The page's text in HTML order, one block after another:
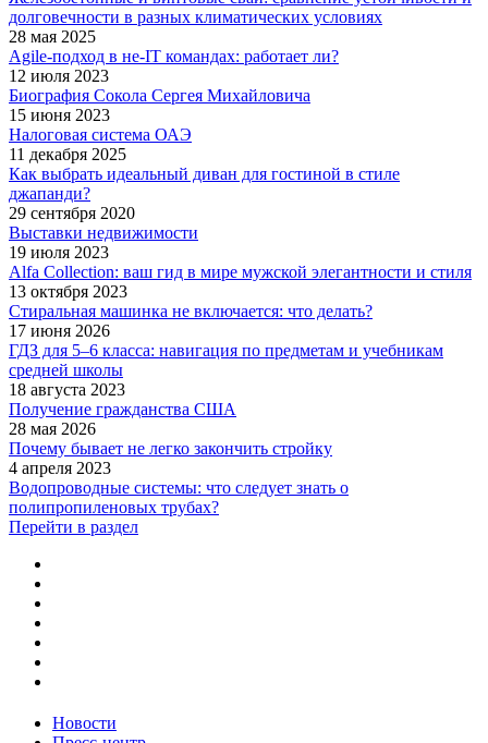
долговечности в разных климатических условиях
28 мая 2025
Agile-подход в не-IT командах: работает ли?
12 июля 2023
Биография Сокола Сергея Михайловича
15 июня 2023
Налоговая система ОАЭ
11 декабря 2025
Как выбрать идеальный диван для гостиной в стиле
джапанди?
29 сентября 2020
Выставки недвижимости
19 июля 2023
Alfa Collection: ваш гид в мире мужской элегантности и стиля
13 октября 2023
Стиральная машинка не включается: что делать?
17 июня 2026
ГДЗ для 5–6 класса: навигация по предметам и учебникам
средней школы
18 августа 2023
Получение гражданства США
28 мая 2026
Почему бывает не легко закончить стройку
4 апреля 2023
Водопроводные системы: что следует знать о
полипропиленовых трубах?
Перейти в раздел
Новости